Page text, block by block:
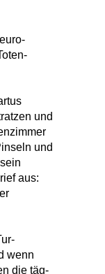
und
und
aus:
wenn
die täg-